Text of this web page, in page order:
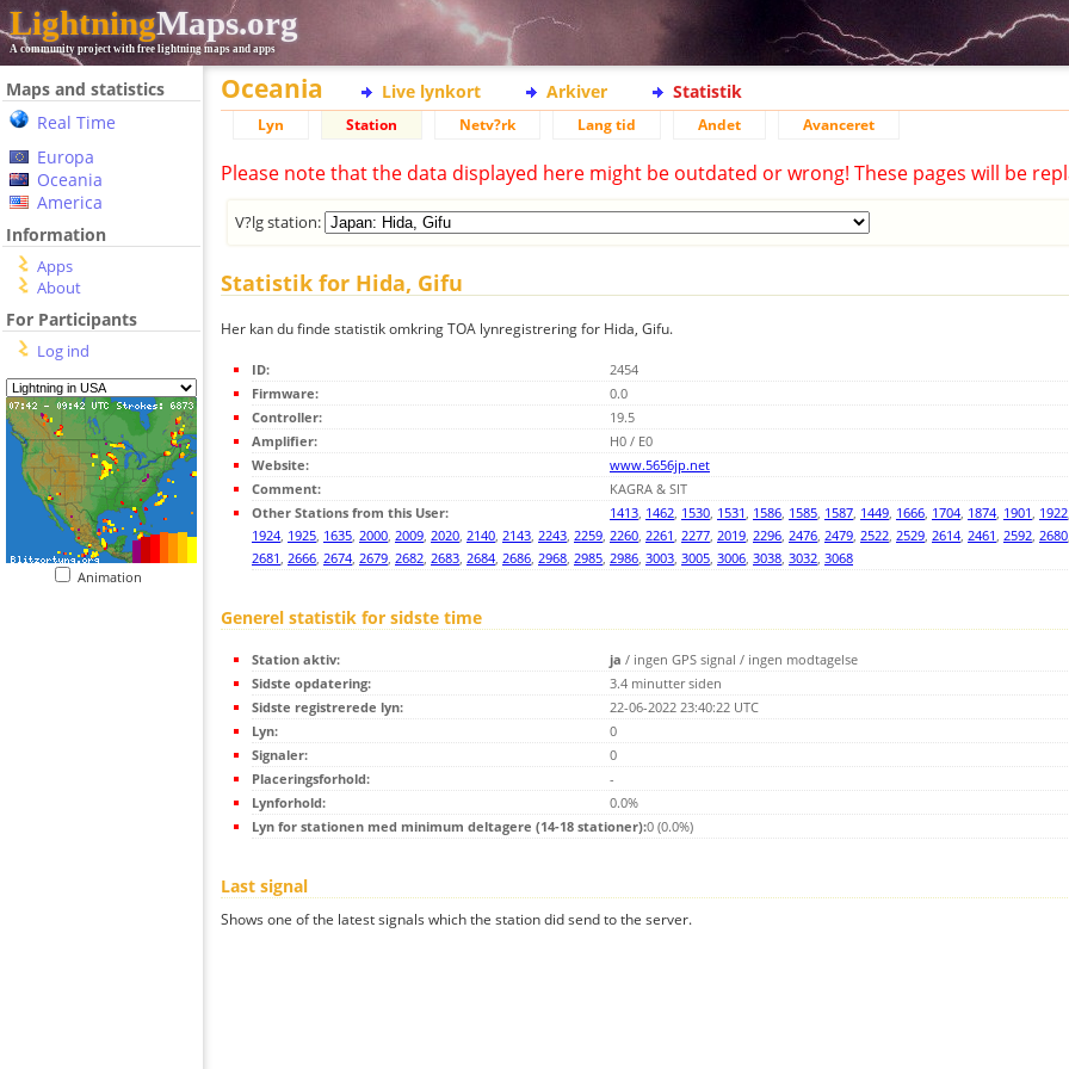
LightningMaps.org
A community project with free lightning maps and apps
Maps and statistics
Real Time
Europa
Oceania
America
Information
Apps
About
For Participants
Log ind
Animation
Oceania Live lynkort Arkiver Statistik
Lyn Station Netv?rk Lang tid Andet Avanceret
Please note that the data displayed here might be outdated or wrong! These pages will be
V?lg station:
Statistik for Hida, Gifu
Her kan du finde statistik omkring TOA lynregistrering for Hida, Gifu.
ID:
2454
Firmware:
0.0
Controller:
19.5
Amplifier:
H0 / E0
Website:
www.5656jp.net
Comment:
KAGRA & SIT
Other Stations from this User:
1413, 1462, 1530, 1531, 1586, 1585, 1587, 1449, 1666, 1704, 1874, 1901, 1922
1924, 1925, 1635, 2000, 2009, 2020, 2140, 2143, 2243, 2259, 2260, 2261, 2277, 2019, 2296, 2476, 2479, 2522, 2529, 2614, 2461, 2592, 2680
2681, 2666, 2674, 2679, 2682, 2683, 2684, 2686, 2968, 2985, 2986, 3003, 3005, 3006, 3038, 3032, 3068
Generel statistik for sidste time
Station aktiv: ja / ingen GPS signal / ingen modtagelse
Sidste opdatering:
3.4 minutter siden
Sidste registrerede lyn:
22-06-2022 23:40:22 UTC
Lyn:
0
Signaler:
0
Placeringsforhold:
-
Lynforhold:
0.0%
Lyn for stationen med minimum deltagere (14-18 stationer):0 (0.0%)
Last signal
Shows one of the latest signals which the station did send to the server.